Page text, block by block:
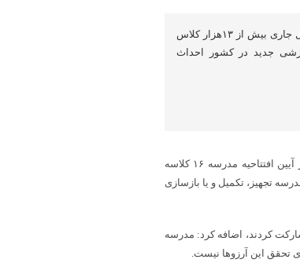
وزیر آموزش و پرورش گفت: تا پایان سال جاری بیش از ۱۳هزار کلاس
جدید در کشور احداث
به گزارش پایگاه خبری شباویز به نقل از ایرنا،رضا مراد صحرایی عصر پنجشنبه در آیین افتتاحیه مدرسه ۱۶ کلاسه
هفت هزار مدرسه تجهیز، تکمیل و یا بازسازی
و پرورش مشارکت کردند، اضافه کرد: مدرسه
تحقق این آرزوها نیست.